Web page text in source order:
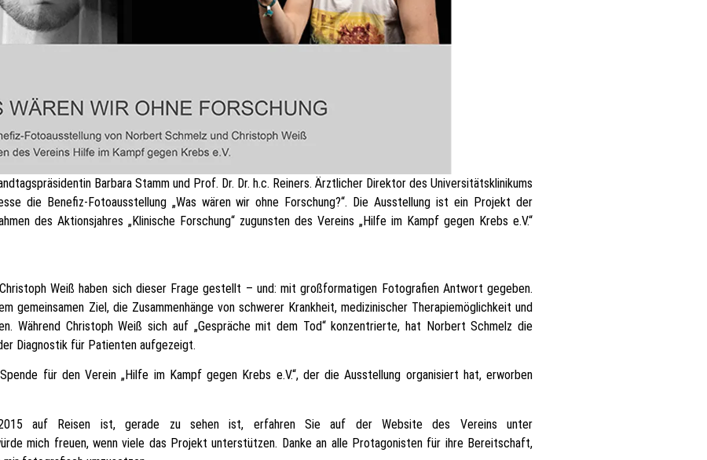
Barbara Stamm und Prof. Dr. Dr. h.c. Reiners. Ärztlicher Direktor des Universitätsklinikums
die Benefiz-Fotoausstellung „Was wären wir ohne Forschung?“. Die Ausstellung ist ein Projekt der
des Aktionsjahres „Klinische Forschung“ zugunsten des Vereins „Hilfe im Kampf gegen Krebs e.V.“
Weiß haben sich dieser Frage gestellt – und: mit großformatigen Fotografien Antwort gegeben.
gemeinsamen Ziel, die Zusammenhänge von schwerer Krankheit, medizinischer Therapiemöglichkeit und
Während Christoph Weiß sich auf „Gespräche mit dem Tod“ konzentrierte, hat Norbert Schmelz die
Diagnostik für Patienten aufgezeigt.
für den Verein „Hilfe im Kampf gegen Krebs e.V.“, der die Ausstellung organisiert hat, erworben
auf Reisen ist, gerade zu sehen ist, erfahren Sie auf der Website des Vereins unter
mich freuen, wenn viele das Projekt unterstützen. Danke an alle Protagonisten für ihre Bereitschaft,